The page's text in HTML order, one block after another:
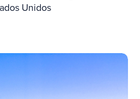
Unidos